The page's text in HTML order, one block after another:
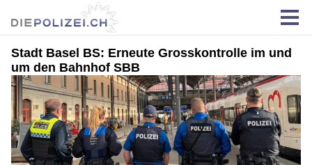
Stadt Basel BS: Erneute Grosskontrolle im und
um den Bahnhof SBB